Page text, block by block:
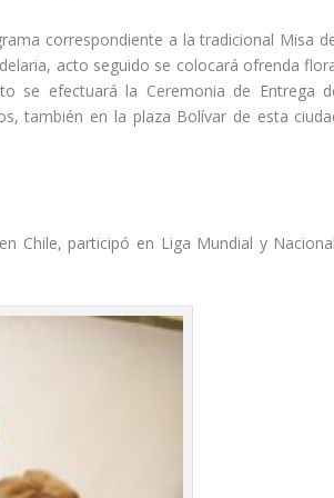
correspondiente a la tradicional Misa
acto seguido se colocará ofrenda
se efectuará la Ceremonia de Entrega
también en la plaza Bolívar de esta
Chile, participó en Liga Mundial y